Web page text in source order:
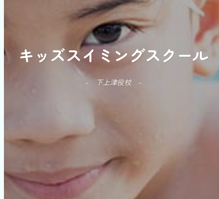
キッズスイミングスクール
下上津役校